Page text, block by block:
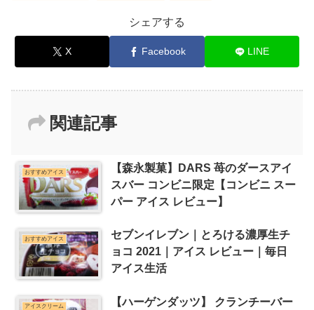
シェアする
X Facebook LINE
関連記事
おすすめアイス
【森永製菓】DARS 苺のダースアイ
スバー コンビニ限定【コンビニ スー
パー アイス レビュー】
おすすめアイス
セブンイレブン｜とろける濃厚生チ
ョコ 2021｜アイス レビュー｜毎日
アイス生活
アイスクリーム
【ハーゲンダッツ】 クランチーバー